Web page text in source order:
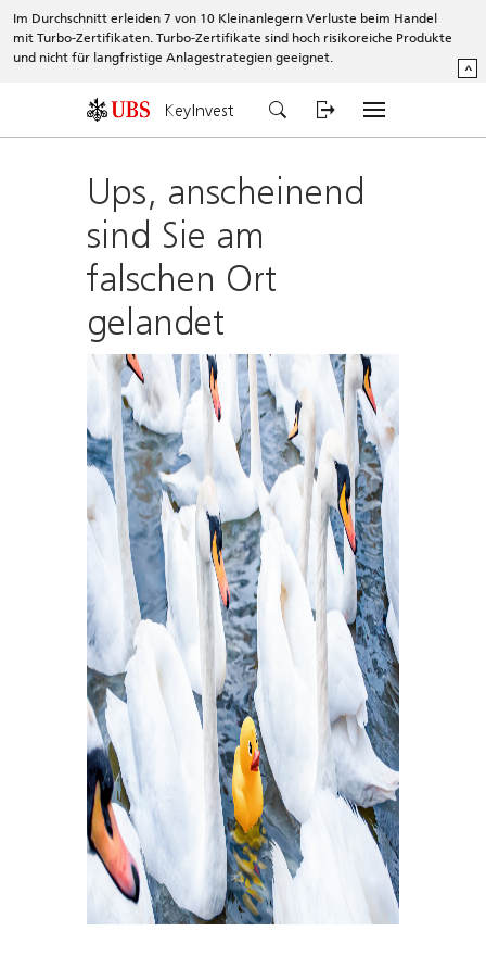
Im Durchschnitt erleiden 7 von 10 Kleinanlegern Verluste beim Handel
mit Turbo-Zertifikaten. Turbo-Zertifikate sind hoch risikoreiche Produkte
und nicht für langfristige Anlagestrategien geeignet.
^
KeyInvest
Ups, anscheinend
sind Sie am
falschen Ort
gelandet